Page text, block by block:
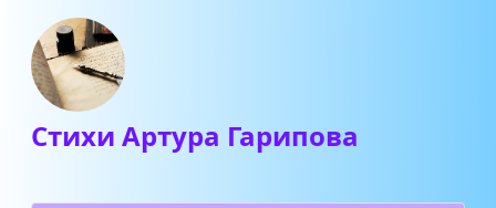
Стихи Артура Гарипова